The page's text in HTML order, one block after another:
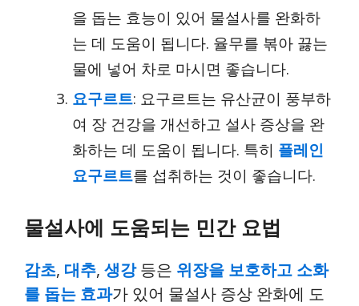
을 돕는 효능이 있어 물설사를 완화하
는 데 도움이 됩니다. 율무를 볶아 끓는
물에 넣어 차로 마시면 좋습니다.
요구르트: 요구르트는 유산균이 풍부하
여 장 건강을 개선하고 설사 증상을 완
화하는 데 도움이 됩니다. 특히 플레인
요구르트를 섭취하는 것이 좋습니다.
물설사에 도움되는 민간 요법
감초, 대추, 생강등은 위장을 보호하고 소화
를 돕는 효과가 있어 물설사 증상 완화에 도